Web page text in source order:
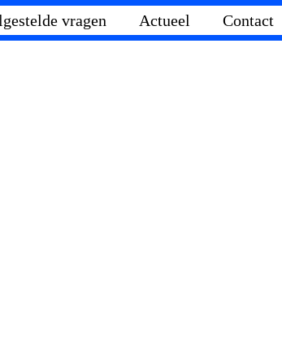
vragen Actueel Contact